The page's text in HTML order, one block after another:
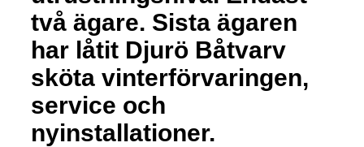
två ägare. Sista ägaren
har låtit Djurö Båtvarv
sköta vinterförvaringen,
service och
nyinstallationer.